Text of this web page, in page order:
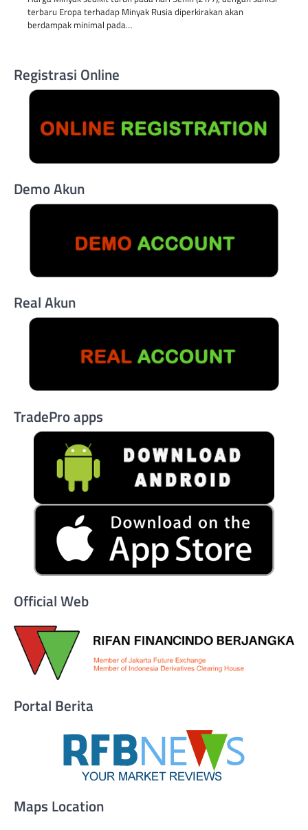
terbaru Eropa terhadap Minyak Rusia diperkirakan akan
berdampak minimal pada…
Registrasi Online
Demo Akun
Real Akun
TradePro apps
Official Web
Portal Berita
Maps Location